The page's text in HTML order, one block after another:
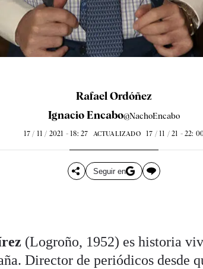
Rafael Ordóñez
Ignacio Encabo@NachoEncabo
17 / 11 / 2021 - 18: 27 ACTUALIZADO 17 / 11 / 21 - 22:
Seguir en
(Logroño, 1952) es historia
Director de periódicos desde